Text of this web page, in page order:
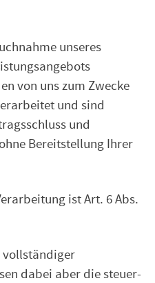
unseres
von uns zum Zwecke
und sind
und
Bereitstellung Ihrer
ist Art. 6 Abs.
vollständiger
dabei aber die steuer-